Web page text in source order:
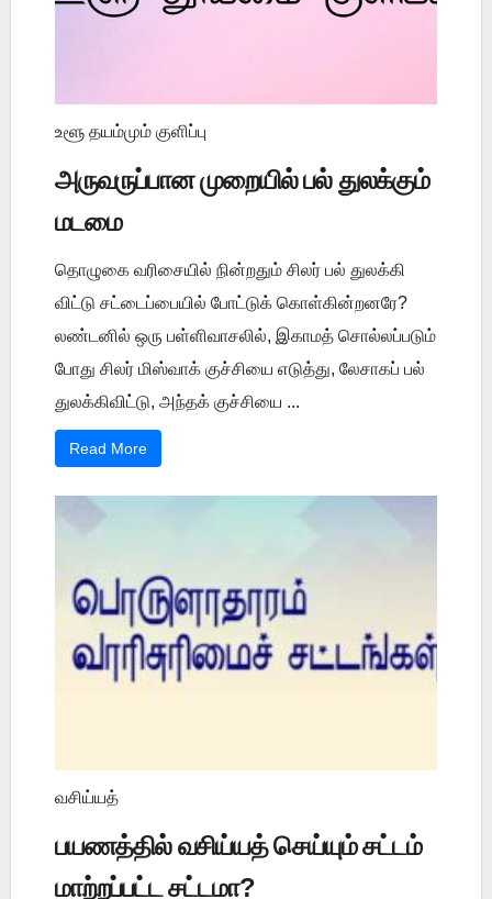
உளூ தயம்மும் குளிப்பு
அருவருப்பான முறையில் பல் துலக்கும்
மடமை
தொழுகை வரிசையில் நின்றதும் சிலர் பல் துலக்கி
விட்டு சட்டைப்பையில் போட்டுக் கொள்கின்றனரே?
லண்டனில் ஒரு பள்ளிவாசலில், இகாமத் சொல்லப்படும்
போது சிலர் மிஸ்வாக் குச்சியை எடுத்து, லேசாகப் பல்
துலக்கிவிட்டு, அந்தக் குச்சியை ...
Read More
வசிய்யத்
பயணத்தில் வசிய்யத் செய்யும் சட்டம்
மாற்றப்பட்ட சட்டமா?